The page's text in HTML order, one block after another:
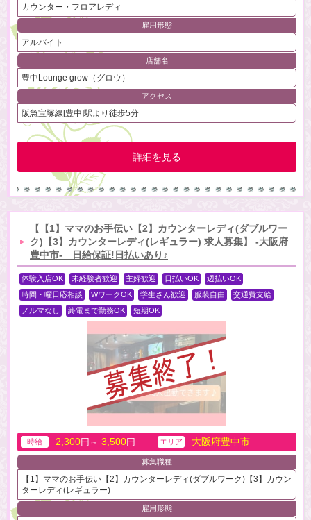
カウンター・フロアレディ
雇用形態
アルバイト
店舗名
豊中Lounge grow（グロウ）
アクセス
阪急宝塚線[豊中]駅より徒歩5分
詳細を見る
【【1】ママのお手伝い【2】カウンターレディ(ダブルワー
ク)【3】カウンターレディ(レギュラー) 求人募集】 -大阪府
豊中市- 日給保証!日払いあり♪
体験入店OK 未経験者歓迎 主婦歓迎 日払いOK
週払いOK
時間・曜日応相談
WワークOK 学生さん歓迎 服装自由
交通費支給
ノルマなし
終電まで勤務OK 短期OK
時給 2,300円～ 3,500円 エリア 大阪府豊中市
募集職種
【1】ママのお手伝い【2】カウンターレディ(ダブルワーク)【3】カウン
ターレディ(レギュラー)
雇用形態